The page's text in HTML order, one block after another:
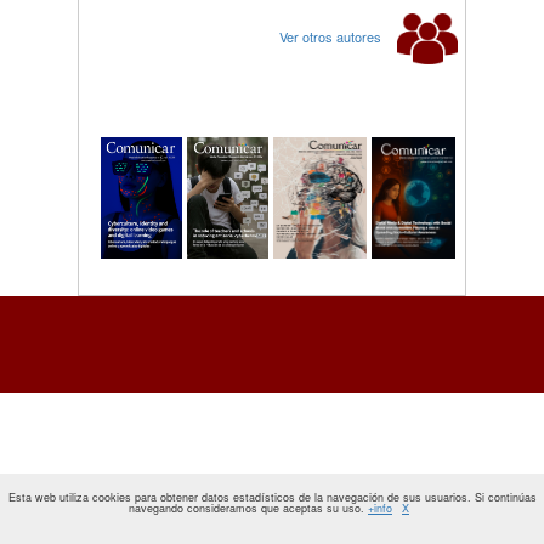
Ver otros autores
Esta web utiliza cookies para obtener datos estadísticos de la navegación de sus usuarios. Si continúas
navegando consideramos que aceptas su uso. +info X